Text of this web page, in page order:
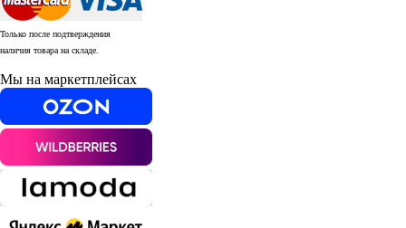
Только после подтверждения
наличия товара на складе.
Мы на маркетплейсах